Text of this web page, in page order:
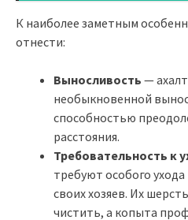
К наиболее заметным
отнести:
Выносливость —
необыкновенной
способностью
расстояния.
Требовательность к
требуют особого
своих хозяев. Их
чистить, а копыта